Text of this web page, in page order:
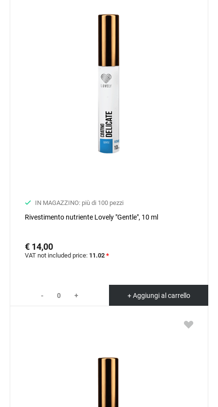
IN MAGAZZINO: più di 100 pezzi
Rivestimento nutriente Lovely "Gentle", 10 ml
€ 14,00
VAT not included price: 11.02 *
- + + Aggiungi al carrello